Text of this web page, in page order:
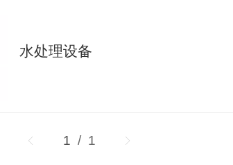
水处理设备
1 / 1